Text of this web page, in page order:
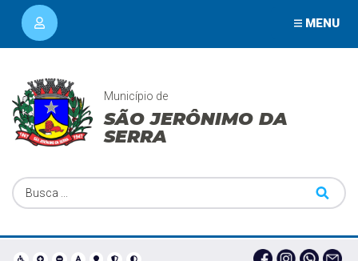
MENU
Município de
SÃO JERÔNIMO DA
SERRA